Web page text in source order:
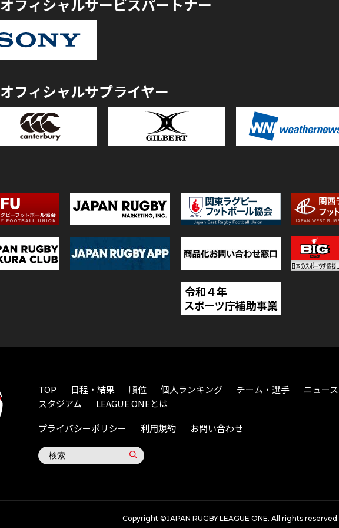
オフィシャルサービスパートナー
オフィシャルサプライヤー
TOP 日程・結果 順位 個人ランキング チーム・選手 ニュース
スタジアム
LEAGUE ONEとは
プライバシーポリシー
利用規約 お問い合わせ
Copyright ©JAPAN RUGBY LEAGUE ONE. All rights reserved.